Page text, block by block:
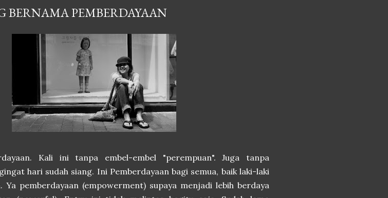
BERNAMA PEMBERDAYAAN
Kali ini tanpa embel-embel "perempuan". Juga tanpa
hari sudah siang. Ini Pemberdayaan bagi semua, baik laki-laki
Ya pemberdayaan (empowerment) supaya menjadi lebih berdaya